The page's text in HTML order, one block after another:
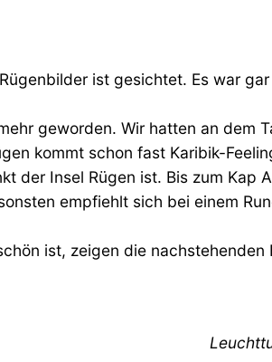
ist gesichtet. Es war
geworden. Wir hatten an dem
kommt schon fast Karibik-
der Insel Rügen ist. Bis zum Kap
empfiehlt sich bei einem
ist, zeigen die nachstehenden